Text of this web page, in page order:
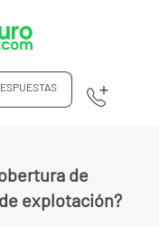
de
explotación?